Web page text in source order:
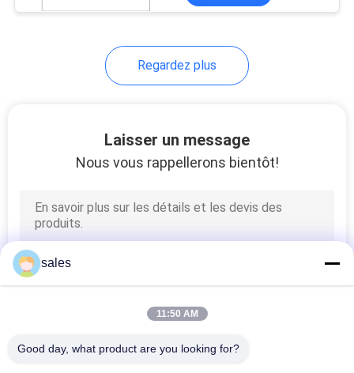
Refroidisseur de
Coussin
d'agenouillement de
mousse
Regardez plus
Laisser un message
Nous vous rappellerons bientôt!
sales
11:50 AM
Good day, what product are you looking for?